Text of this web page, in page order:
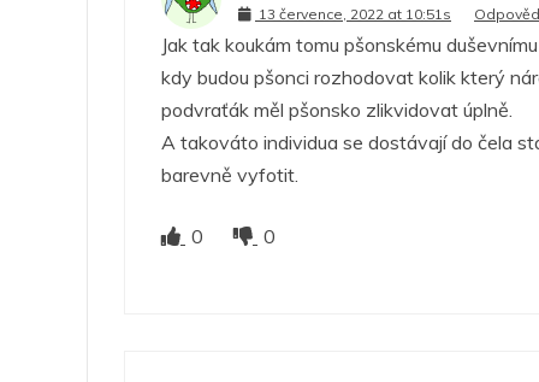
13 července, 2022 at 10:51s
Jak tak koukám tomu pšonskému
kdy budou pšonci rozhodovat kolik který
podvraťák měl pšonsko zlikvidovat úplně.
A takováto individua se dostávají do čela
barevně vyfotit.
0 0